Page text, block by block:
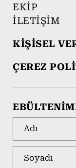
EKİP
İLETİŞİM
KİŞİSEL
ÇEREZ